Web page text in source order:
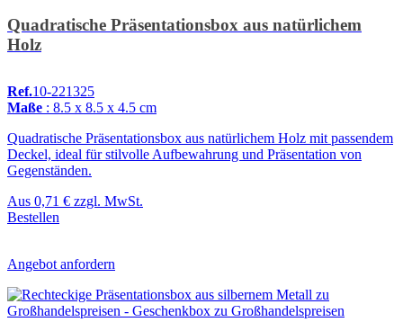
Quadratische Präsentationsbox aus natürlichem
Holz
Ref.10-221325
Maße : 8.5 x 8.5 x 4.5 cm
Quadratische Präsentationsbox aus natürlichem Holz mit passendem
Deckel, ideal für stilvolle Aufbewahrung und Präsentation von
Gegenständen.
Aus 0,71 € zzgl. MwSt.
Bestellen
Angebot anfordern